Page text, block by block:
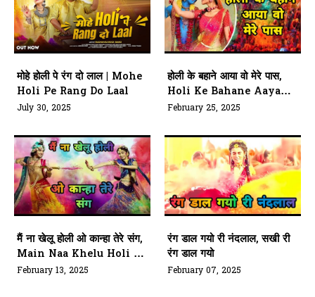
मोहे होली पे रंग दो लाल | Mohe
Holi Pe Rang Do Laal
July 30, 2025
होली के बहाने आया वो मेरे पास,
Holi Ke Bahane Aaya
Wo Mere Pass
February 25, 2025
मैं ना खेलू होली ओ कान्हा तेरे संग,
Main Naa Khelu Holi O
Kanha Tere Sang
February 13, 2025
रंग डाल गयो री नंदलाल, सखी री
रंग डाल गयो
February 07, 2025